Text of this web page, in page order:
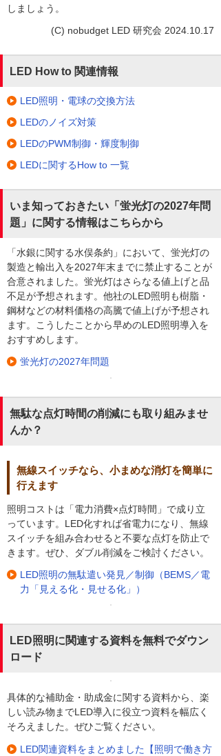
しましょう。
(C) nobudget LED 研究会 2024.10.17
LED How to 関連情報
LED照明・電球の交換方法
LEDのノイズ対策
LEDのPWM制御・輝度制御
LEDに関するHow to 一覧
いま知っておきたい「蛍光灯の2027年問
題」に関する情報はこちらから
「水銀に関する水俣条約」において、蛍光灯の
製造と輸出入を2027年末までに禁止することが
合意されました。蛍光灯はさらなる値上げと品
不足が予想されます。他社のLED照明も樹脂・
鋼材などの材料価格の高騰で値上げが予想され
ます。こうしたことから早めのLED照明導入を
おすすめします。
蛍光灯の2027年問題
無駄な点灯時間の削減にも取り組みませ
んか？
無線スイッチなら、小まめな消灯を簡単に
行えます
照明コストは「電力消費×点灯時間」で成り立
っています。LED化すれば省電力になり、無線
スイッチを組み合わせると不要な点灯を防止で
きます。ぜひ、ダブル削減をご検討ください。
LED照明の無駄遣い発見／制御（BEMS／電
力「見える化・見せる化」）
LED照明に関連する資料を無料でダウン
ロード
具体的な補助金・助成金に関する資料から、楽
しい読み物までLED導入に役立つ資料を幅広く
そろえました。ぜひご覧ください。
LED関連資料をまとめました【照明で働き方